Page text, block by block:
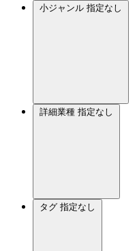
小ジャンル 指定なし
詳細業種 指定なし
タグ 指定なし